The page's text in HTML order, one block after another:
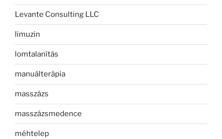
Levante Consulting LLC
limuzin
lomtalanítás
manuálterápia
masszázs
masszázsmedence
méhtelep